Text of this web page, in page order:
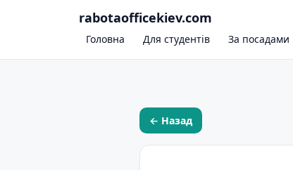
rabotaofficekiev.com
Головна Для студентів За посадами
← Назад